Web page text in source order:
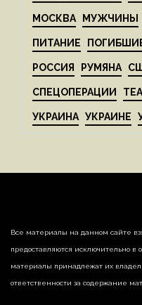
МОСКВА МУЖЧИНЫ
ПИТАНИЕ
РОССИЯ РУМЯНА
СПЕЦОПЕРАЦИИ
УКРАИНА УКРАИНЕ
Все материалы на данном сайте
предоставляются исключительно в
материалы принадлежат их
ответственности за содержание